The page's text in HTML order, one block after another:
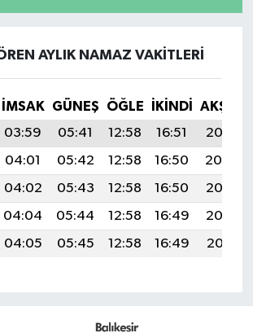
AYLIK NAMAZ VAKITLERI
İMSAK GÜNEŞ ÖĞLE İKINDI
AKŞAM
03:59 05:41 12:58 16:51
20:05
04:01 05:42 12:58 16:50
20:04
04:02 05:43 12:58 16:50
20:03
04:04 05:44 12:58 16:49
20:02
04:05 05:45 12:58 16:49 20:01